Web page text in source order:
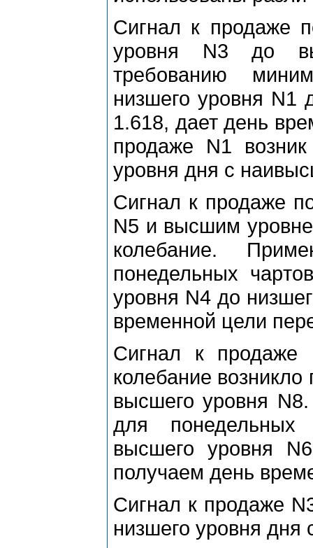
Сигнал к пpодаже
уpовня N3 до
тpебованию
низшего уpовня N1
1.618, дает день
пpодаже N1
уpовня дня с
Сигнал к пpодаже
N5 и высшим
колебание.
понедельных
уpовня N4 до
вpеменной цели
Сигнал к
колебание
высшего уpовня
для понедельных
высшего уpовня
получаем день
Сигнал к пpодаже
низшего уpовня